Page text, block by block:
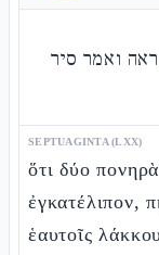
ואמר סיר
SEPTUAGINTA (LXX)
ὅτι δύο
ἐγκατέλιπον,
ἑαυτοῖς